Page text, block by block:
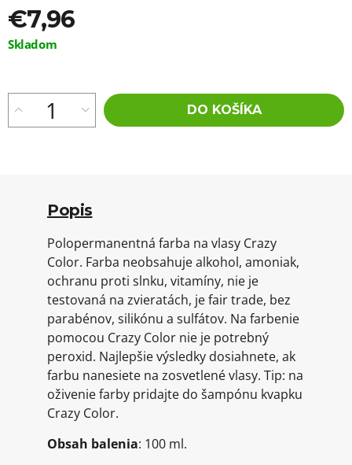
€7,96
Jednotková
Skladom
DO KOŠÍKA
Popis
Polopermanentná farba na vlasy Crazy
Color. Farba neobsahuje alkohol, amoniak,
ochranu proti slnku, vitamíny, nie je
testovaná na zvieratách, je fair trade, bez
parabénov, silikónu a sulfátov. Na farbenie
pomocou Crazy Color nie je potrebný
peroxid. Najlepšie výsledky dosiahnete, ak
farbu nanesiete na zosvetlené vlasy. Tip: na
oživenie farby pridajte do šampónu kvapku
Crazy Color.
Obsah balenia: 100 ml.